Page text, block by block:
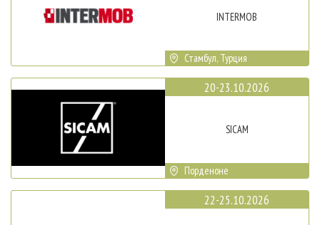
INTERMOB
Стамбул, Турция
20-23.10.2026
SICAM
Порденоне
22-25.10.2026